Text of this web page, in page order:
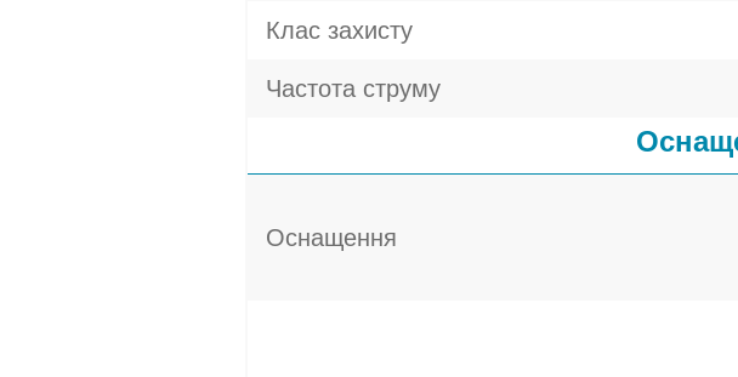
Клас захисту
Частота струму
Оснащення